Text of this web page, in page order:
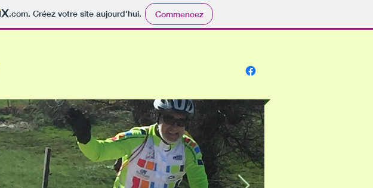
.com. Créez votre site aujourd'hui. Commencez